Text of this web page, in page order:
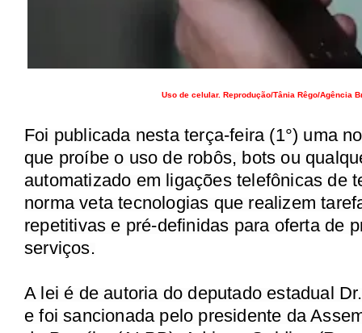
Uso de celular. Reprodução/Tânia Rêgo/Agência
Foi publicada nesta terça-feira (1°) uma
que proíbe o uso de robôs, bots ou
automatizado em ligações telefônicas de
norma veta tecnologias que realizem
repetitivas e pré-definidas para oferta de
serviços.
A lei é de autoria do deputado estadual
e foi sancionada pelo presidente da